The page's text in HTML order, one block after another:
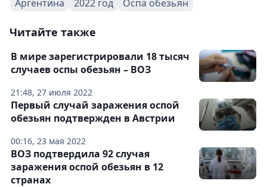
Аргентина 2022 год Оспа обезьян
Читайте также
21:48, 27 июля 2022
В мире зарегистрировали 18 тысяч
случаев оспы обезьян – ВОЗ
00:16, 23 мая 2022
Первый случай заражения оспой
обезьян подтвержден в Австрии
ВОЗ подтвердила 92 случая
заражения оспой обезьян в 12
странах